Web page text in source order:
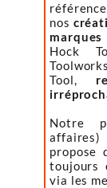
nos
marques
Hock
Tool,
Notre
affaires)
propose
toujours
via les